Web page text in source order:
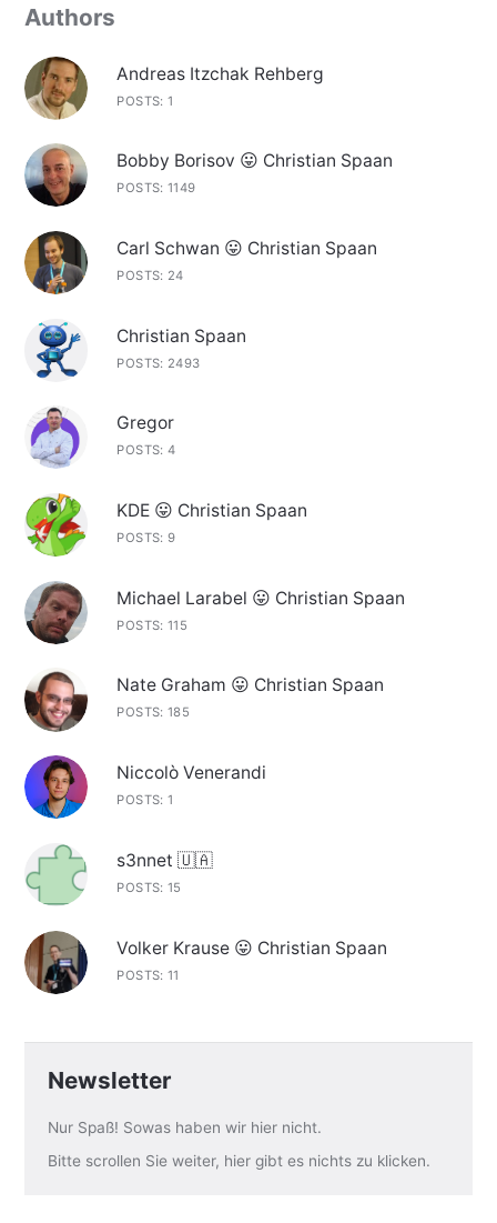
Authors
Andreas Itzchak Rehberg
POSTS: 1
Bobby Borisov 😛 Christian Spaan
POSTS: 1149
Carl Schwan 😛 Christian Spaan
POSTS: 24
Christian Spaan
POSTS: 2493
Gregor
POSTS: 4
KDE 😛 Christian Spaan
POSTS: 9
Michael Larabel 😛 Christian Spaan
POSTS: 115
Nate Graham 😛 Christian Spaan
POSTS: 185
Niccolò Venerandi
POSTS: 1
s3nnet 🇺🇦
POSTS: 15
Volker Krause 😛 Christian Spaan
POSTS: 11
Newsletter
Nur Spaß! Sowas haben wir hier nicht.
Bitte scrollen Sie weiter, hier gibt es nichts zu klicken.